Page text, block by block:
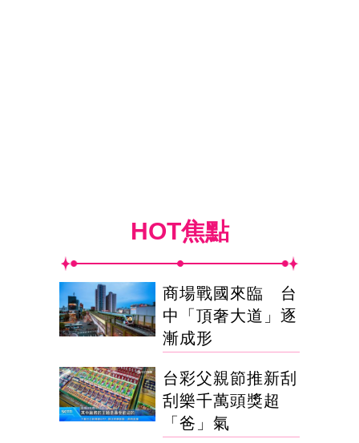
HOT焦點
商場戰國來臨 台
中「頂奢大道」逐
漸成形
台彩父親節推新刮
刮樂千萬頭獎超
「爸」氣